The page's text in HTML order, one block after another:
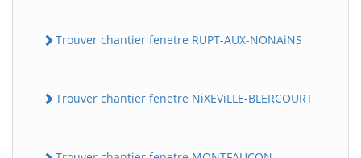
Trouver chantier fenetre RUPT-AUX-NONAiNS
Trouver chantier fenetre NiXEViLLE-BLERCOURT